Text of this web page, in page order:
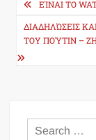
ΕΊΝΑΙ ΤΟ
ΔΙΑΔΗΛΏΣΕΙΣ
ΤΟΥ ΠΟΎΤΙΝ –